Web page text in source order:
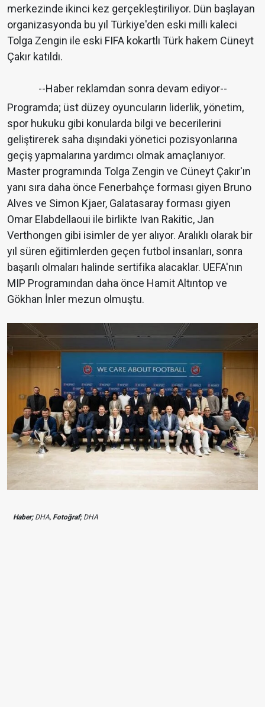
merkezinde ikinci kez gerçekleştiriliyor. Dün başlayan
organizasyonda bu yıl Türkiye'den eski milli kaleci
Tolga Zengin ile eski FIFA kokartlı Türk hakem Cüneyt
Çakır katıldı.
--Haber reklamdan sonra devam ediyor--
Programda; üst düzey oyuncuların liderlik, yönetim,
spor hukuku gibi konularda bilgi ve becerilerini
geliştirerek saha dışındaki yönetici pozisyonlarına
geçiş yapmalarına yardımcı olmak amaçlanıyor.
Master programında Tolga Zengin ve Cüneyt Çakır'ın
yanı sıra daha önce Fenerbahçe forması giyen Bruno
Alves ve Simon Kjaer, Galatasaray forması giyen
Omar Elabdellaoui ile birlikte Ivan Rakitic, Jan
Verthongen gibi isimler de yer alıyor. Aralıklı olarak bir
yıl süren eğitimlerden geçen futbol insanları, sonra
başarılı olmaları halinde sertifika alacaklar. UEFA'nın
MIP Programından daha önce Hamit Altıntop ve
Gökhan İnler mezun olmuştu.
Haber;DHA, Fotoğraf;DHA